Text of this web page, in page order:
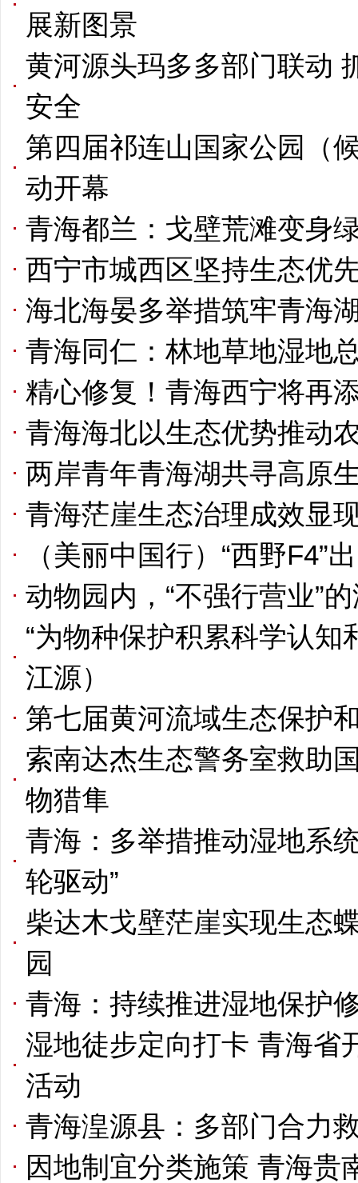
展新图景
黄河源头玛多多部门联动
安全
第四届祁连山国家公园（
动开幕
青海都兰：戈壁荒滩变身
西宁市城西区坚持生态优
海北海晏多举措筑牢青海
青海同仁：林地草地湿地
精心修复！青海西宁将再
青海海北以生态优势推动
两岸青年青海湖共寻高原
青海茫崖生态治理成效显
（美丽中国行）“西野F4”
动物园内，“不强行营业”
“为物种保护积累科学认知
江源）
第七届黄河流域生态保护
索南达杰生态警务室救助
物猎隼
青海：多举措推动湿地系
轮驱动”
柴达木戈壁茫崖实现生态
园
青海：持续推进湿地保护
湿地徒步定向打卡 青海省
活动
青海湟源县：多部门合力
因地制宜分类施策 青海贵